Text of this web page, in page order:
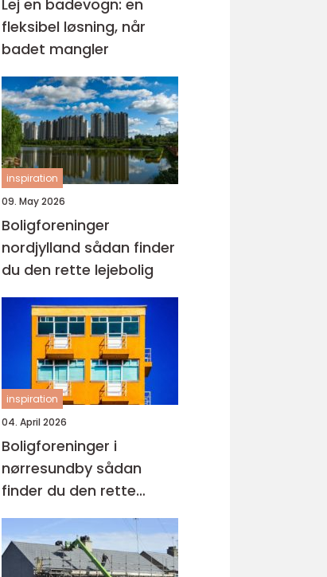
Lej en badevogn: en
fleksibel løsning, når
badet mangler
inspiration
09. May 2026
Boligforeninger
nordjylland sådan finder
du den rette lejebolig
inspiration
04. April 2026
Boligforeninger i
nørresundby sådan
finder du den rette
lejebolig